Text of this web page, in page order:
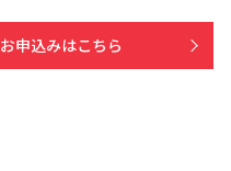
申込みはこちら